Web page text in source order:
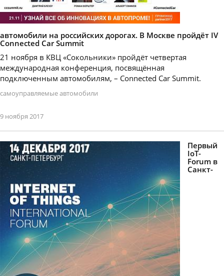
автомобили на российских дорогах. В Москве пройдёт IV
Connected Car Summit
21 ноября в КВЦ «Сокольники» пройдёт четвертая
международная конференция, посвящённая
подключенным автомобилям, – Connected Car Summit.
самоуправляемые автомобили
9 ноября 2017
Первый
IoT-
Forum в
Санкт-